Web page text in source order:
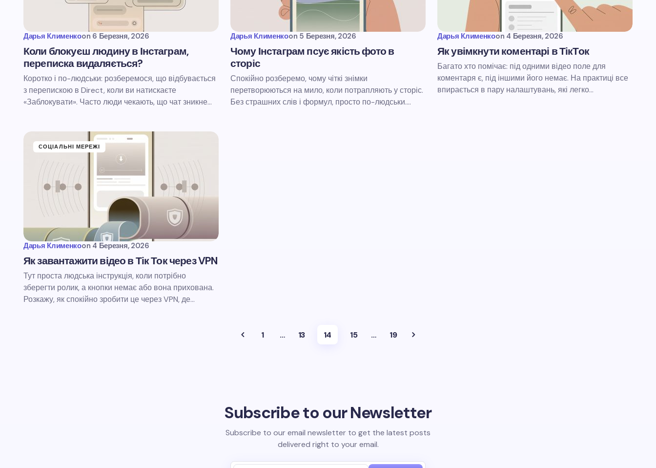
Дарья Клименкоon 6 Березня, 2026
Коли блокуєш людину в Інстаграм,
переписка видаляється?
Коротко і по-людськи: розберемося, що відбувається
з перепискою в Direct, коли ви натискаєте
«Заблокувати». Часто люди чекають, що чат зникне…
Дарья Клименкоon 5 Березня, 2026
Чому Інстаграм псує якість фото в
сторіс
Спокійно розберемо, чому чіткі знімки
перетворюються на мило, коли потрапляють у сторіс.
Без страшних слів і формул, просто по-людськи.…
Дарья Клименкоon 4 Березня, 2026
Як увімкнути коментарі в ТікТок
Багато хто помічає: під одними відео поле для
коментаря є, під іншими його немає. На практиці все
впирається в пару налаштувань, які легко…
СОЦІАЛЬНІ МЕРЕЖІ
Дарья Клименкоon 4 Березня, 2026
Як завантажити відео в Тік Ток через VPN
Тут проста людська інструкція, коли потрібно
зберегти ролик, а кнопки немає або вона прихована.
Розкажу, як спокійно зробити це через VPN, де…
1 … 13 14 15 … 19
Subscribe to our Newsletter
Subscribe to our email newsletter to get the latest posts
delivered right to your email.